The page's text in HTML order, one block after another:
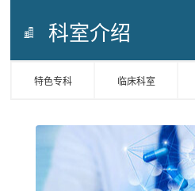
科室介绍
特色专科 临床科室